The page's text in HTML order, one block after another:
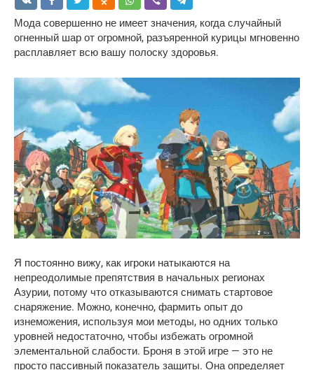
Мода совершенно не имеет значения, когда случайный
огненный шар от огромной, разъяренной курицы мгновенно
расплавляет всю вашу полоску здоровья.
Я постоянно вижу, как игроки натыкаются на
непреодолимые препятствия в начальных регионах
Азурии, потому что отказываются снимать стартовое
снаряжение. Можно, конечно, фармить опыт до
изнеможения, используя мои методы, но одних только
уровней недостаточно, чтобы избежать огромной
элементальной слабости. Броня в этой игре — это не
просто пассивный показатель защиты. Она определяет